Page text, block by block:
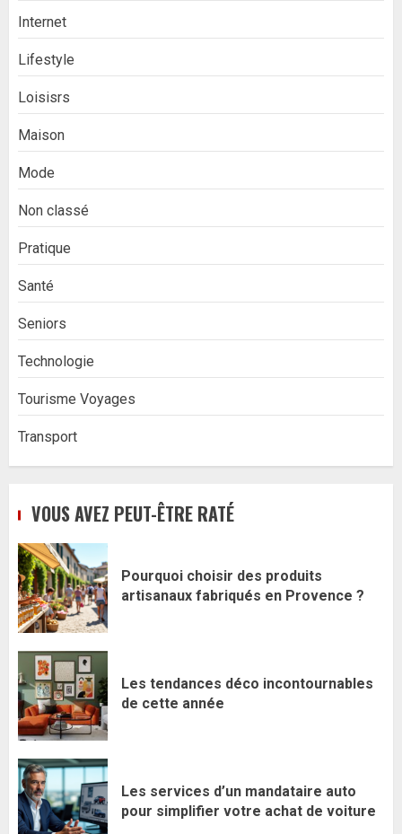
Internet
Lifestyle
Loisisrs
Maison
Mode
Non classé
Pratique
Santé
Seniors
Technologie
Tourisme Voyages
Transport
VOUS AVEZ PEUT-ÊTRE RATÉ
Pourquoi choisir des produits
artisanaux fabriqués en Provence ?
Les tendances déco incontournables
de cette année
Les services d’un mandataire auto
pour simplifier votre achat de voiture